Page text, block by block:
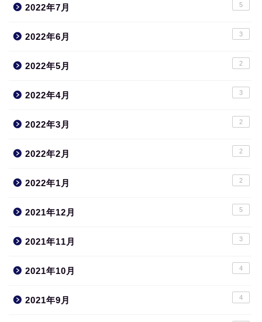
2022年7月 5
2022年6月 3
2022年5月 2
2022年4月 3
2022年3月 2
2022年2月 2
2022年1月 2
2021年12月 5
2021年11月 3
2021年10月 4
2021年9月 4